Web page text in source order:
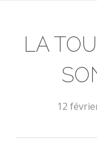
LA
12